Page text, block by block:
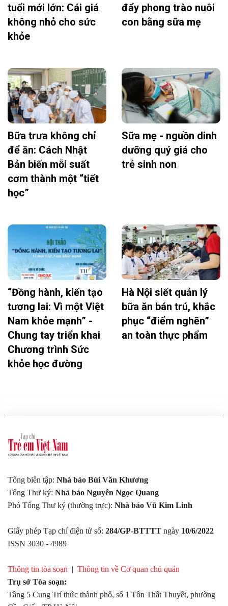
tuổi mới lớn: Cái giá
không nhỏ cho sức
khỏe
đẩy phong trào nuôi
con bằng sữa mẹ
Bữa trưa không chỉ
để ăn: Cách Nhật
Bản biến mỗi suất
cơm thành một “tiết
học”
Sữa mẹ - nguồn dinh
dưỡng quý giá cho
trẻ sinh non
“Đồng hành, kiến tạo
tương lai: Vì một Việt
Nam khỏe mạnh” -
Chung tay triển khai
Chương trình Sức
khỏe học đường
Hà Nội siết quản lý
bữa ăn bán trú, khắc
phục “điểm nghẽn”
an toàn thực phẩm
Tổng biên tập: Nhà báo Bùi Văn Khương
Tổng Thư ký: Nhà báo Nguyễn Ngọc Quang
Phó Tổng Thư ký (thường trực): Nhà báo Vũ Kim Linh
Giấy phép Tạp chí điện tử số: 284/GP-BTTTT ngày 10/6/2022
ISSN 3030 - 4989
Thông tin tòa soạn | Thông tin về Cơ quan chủ quản
Trụ sở Tòa soạn:
Tầng 5 Cung Trí thức thành phố, số 1 Tôn Thất Thuyết, phường